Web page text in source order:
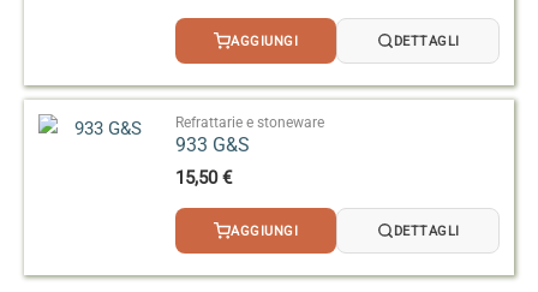
AGGIUNGI DETTAGLI
Refrattarie e stoneware
933 G&S
15,50€
AGGIUNGI DETTAGLI